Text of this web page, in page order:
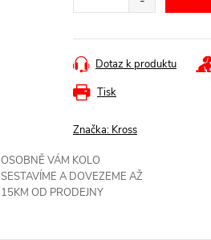
Tisk
Dotaz k produktu
Značka: Kross
OSOBNĚ VÁM KOLO
SESTAVÍME A DOVEZEME AŽ
15KM OD PRODEJNY